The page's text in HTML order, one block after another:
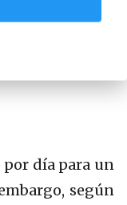
plomo. Estos
contenido de
día para un
según